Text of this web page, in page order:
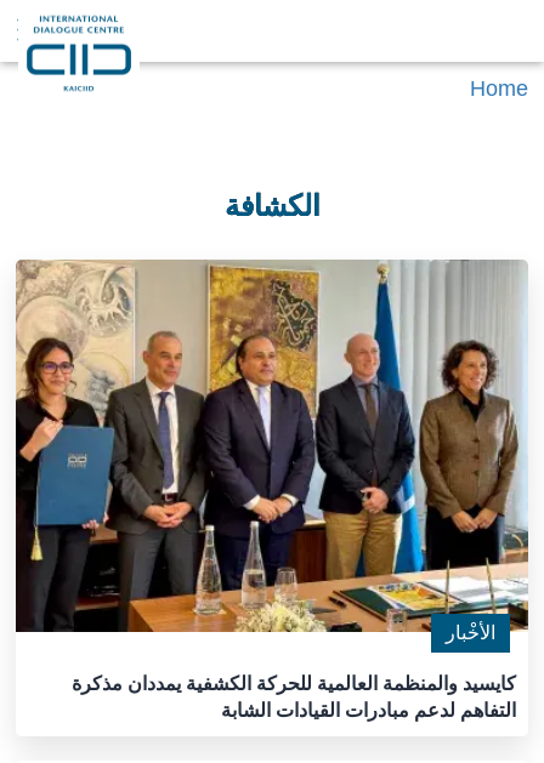
Home
الكشافة
الأخْبار
كايسيد والمنظمة العالمية للحركة الكشفية يمددان مذكرة
التفاهم لدعم مبادرات القيادات الشابة